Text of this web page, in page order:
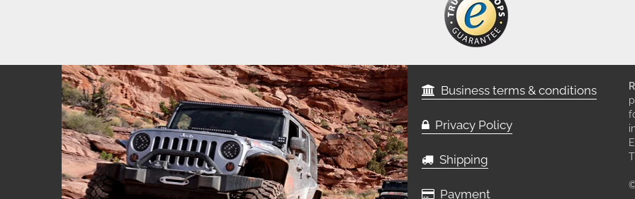
Business terms & conditions
Privacy Policy
Shipping
Payment